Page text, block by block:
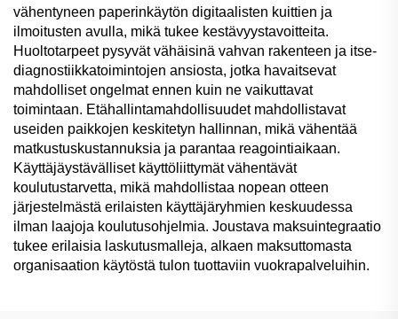
vähentyneen paperinkäytön digitaalisten kuittien ja
ilmoitusten avulla, mikä tukee kestävyystavoitteita.
Huoltotarpeet pysyvät vähäisinä vahvan rakenteen ja itse-
diagnostiikkatoimintojen ansiosta, jotka havaitsevat
mahdolliset ongelmat ennen kuin ne vaikuttavat
toimintaan. Etähallintamahdollisuudet mahdollistavat
useiden paikkojen keskitetyn hallinnan, mikä vähentää
matkustuskustannuksia ja parantaa reagointiaikaan.
Käyttäjäystävälliset käyttöliittymät vähentävät
koulutustarvetta, mikä mahdollistaa nopean otteen
järjestelmästä erilaisten käyttäjäryhmien keskuudessa
ilman laajoja koulutusohjelmia. Joustava maksuintegraatio
tukee erilaisia laskutusmalleja, alkaen maksuttomasta
organisaation käytöstä tulon tuottaviin vuokrapalveluihin.